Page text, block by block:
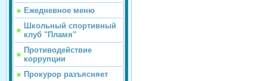
Ежедневное меню
Школьный спортивный
клуб "Пламя"
Противодействие
коррупции
Прокурор разъясняет